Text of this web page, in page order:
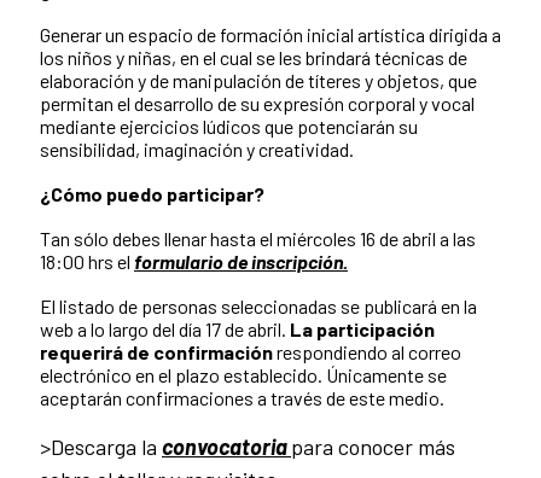
Generar un espacio de formación inicial artística dirigida a
los niños y niñas, en el cual se les brindará técnicas de
elaboración y de manipulación de títeres y objetos, que
permitan el desarrollo de su expresión corporal y vocal
mediante ejercicios lúdicos que potenciarán su
sensibilidad, imaginación y creatividad.
¿Cómo puedo participar?
Tan sólo debes llenar hasta el miércoles 16 de abril a las
18:00 hrs el formulario de inscripción.
El listado de personas seleccionadas se publicará en la
web a lo largo del día 17 de abril. La participación
requerirá de confirmaciónrespondiendo al correo
electrónico en el plazo establecido. Únicamente se
aceptarán confirmaciones a través de este medio.
>Descarga la convocatoriapara conocer más